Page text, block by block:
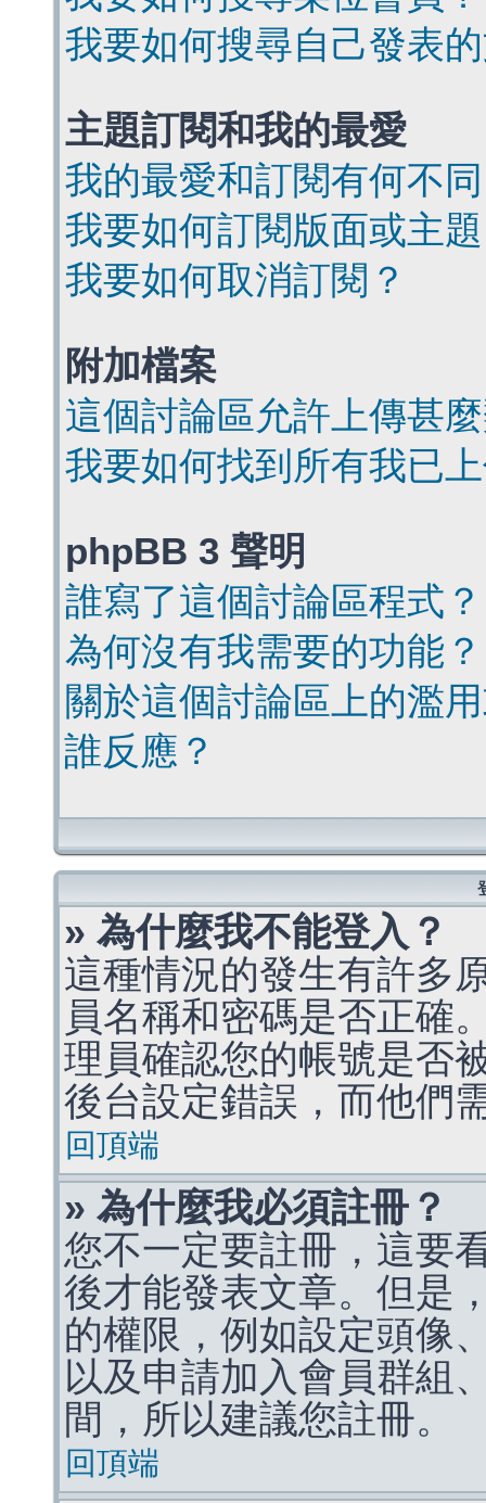
我要如何搜尋自己發表
主題訂閱和我的最愛
我的最愛和訂閱有何不
我要如何訂閱版面或主
我要如何取消訂閱？
附加檔案
這個討論區允許上傳甚
我要如何找到所有我已
phpBB 3 聲明
誰寫了這個討論區程式？
為何沒有我需要的功能？
關於這個討論區上的濫
誰反應？
» 為什麼我不能登入？
這種情況的發生有許多
員名稱和密碼是否正確
理員確認您的帳號是否
後台設定錯誤，而他們
回頂端
» 為什麼我必須註冊？
您不一定要註冊，這要
後才能發表文章。但是
的權限，例如設定頭像
以及申請加入會員群組
間，所以建議您註冊。
回頂端